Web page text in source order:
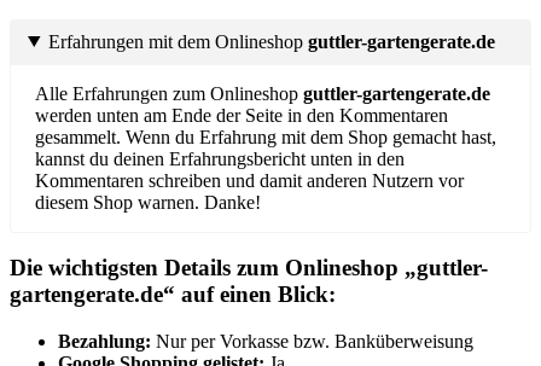
Erfahrungen mit dem Onlineshop guttler-gartengerate.de
Alle Erfahrungen zum Onlineshop guttler-gartengerate.de
werden unten am Ende der Seite in den Kommentaren
gesammelt. Wenn du Erfahrung mit dem Shop gemacht hast,
kannst du deinen Erfahrungsbericht unten in den
Kommentaren schreiben und damit anderen Nutzern vor
diesem Shop warnen. Danke!
Die wichtigsten Details zum Onlineshop „guttler-
gartengerate.de“ auf einen Blick:
Bezahlung: Nur per Vorkasse bzw. Banküberweisung